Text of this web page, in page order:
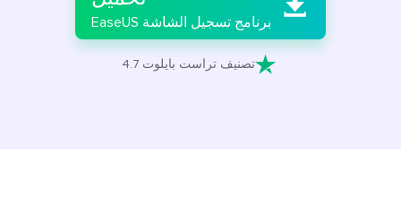

برنامج تسجيل الشاشة EaseUS
تصنيف تراست بايلوت 4.7